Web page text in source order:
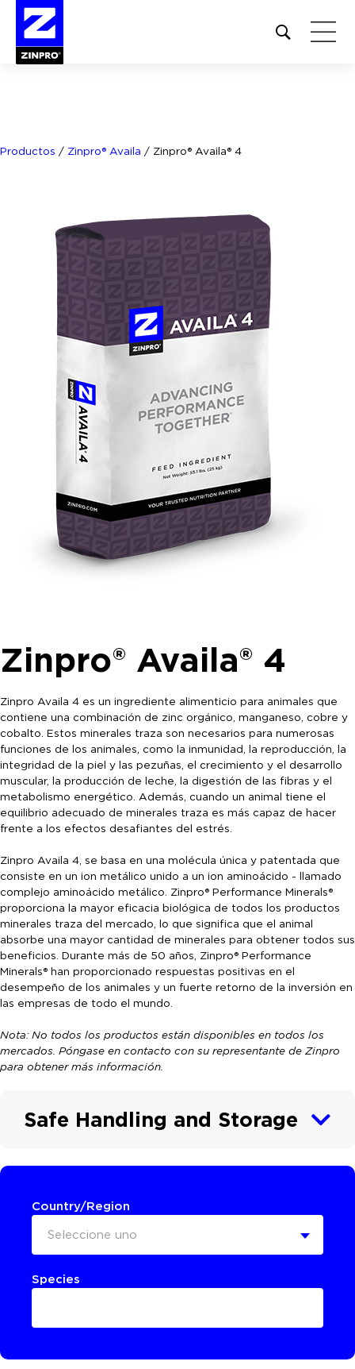
Open
site
Productos / Zinpro® Availa / Zinpro® Availa® 4
Zinpro® Availa® 4
Zinpro Availa 4 es un ingrediente alimenticio para animales que
contiene una combinación de zinc orgánico, manganeso, cobre y
cobalto. Estos minerales traza son necesarios para numerosas
funciones de los animales, como la inmunidad, la reproducción, la
integridad de la piel y las pezuñas, el crecimiento y el desarrollo
muscular, la producción de leche, la digestión de las fibras y el
metabolismo energético. Además, cuando un animal tiene el
equilibrio adecuado de minerales traza es más capaz de hacer
frente a los efectos desafiantes del estrés.
Zinpro Availa 4, se basa en una molécula única y patentada que
consiste en un ion metálico unido a un ion aminoácido - llamado
complejo aminoácido metálico. Zinpro® Performance Minerals®
proporciona la mayor eficacia biológica de todos los productos
minerales traza del mercado, lo que significa que el animal
absorbe una mayor cantidad de minerales para obtener todos sus
beneficios. Durante más de 50 años, Zinpro® Performance
Minerals® han proporcionado respuestas positivas en el
desempeño de los animales y un fuerte retorno de la inversión en
las empresas de todo el mundo.
Nota: No todos los productos están disponibles en todos los
mercados. Póngase en contacto con su representante de Zinpro
para obtener más información.
Safe Handling and Storage
Country/Region
Seleccione uno
Species